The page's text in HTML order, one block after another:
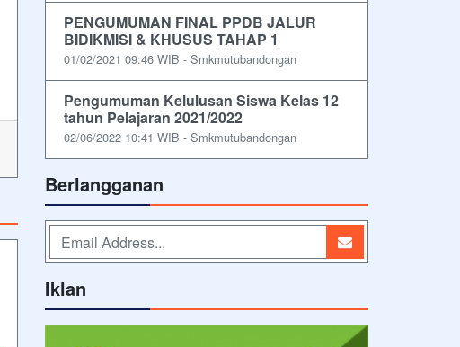
PENGUMUMAN FINAL PPDB JALUR
BIDIKMISI & KHUSUS TAHAP 1
01/02/2021 09:46 WIB - Smkmutubandongan
Pengumuman Kelulusan Siswa Kelas 12
tahun Pelajaran 2021/2022
02/06/2022 10:41 WIB - Smkmutubandongan
Berlangganan
Iklan